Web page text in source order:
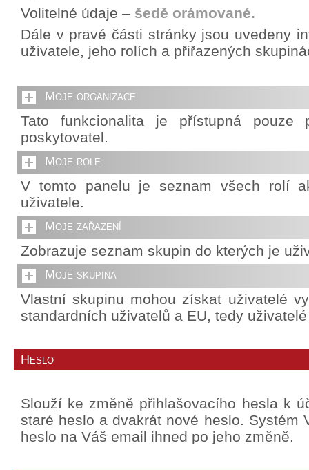
Volitelné údaje – šedě orámované.
Dále v pravé části stránky jsou uvedeny
uživatele, jeho rolích a přiřazených
Moje organizace
Tato funkcionalita je přístupná
poskytovatel.
Moje role
V tomto panelu je seznam všech rolí
uživatele.
Moje zařazení
Zobrazuje seznam skupin do kterých je
Moje skupina
Vlastní skupinu mohou získat uživatelé
standardních uživatelů a EU, tedy
Heslo
Slouží ke změně přihlašovacího hesla k
staré heslo a dvakrát nové heslo. Systém
heslo na Váš email ihned po jeho změně.